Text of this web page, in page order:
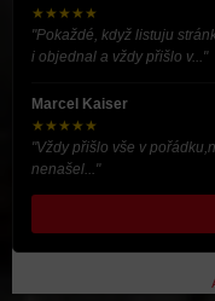
★★★★★
"Pokaždé, když listuju
i objednal a vždy přišlo v..."
Marcel Kaiser
★★★★★
"Vždy přišlo vše v
nenašel..."